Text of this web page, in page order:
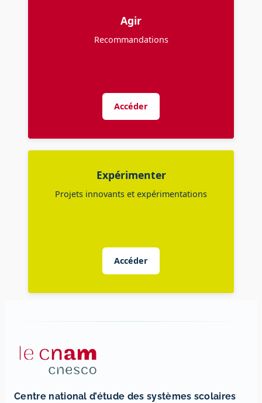
Agir
Recommandations
Accéder
Expérimenter
Projets innovants et expérimentations
Accéder
Centre national d’étude des systèmes scolaires